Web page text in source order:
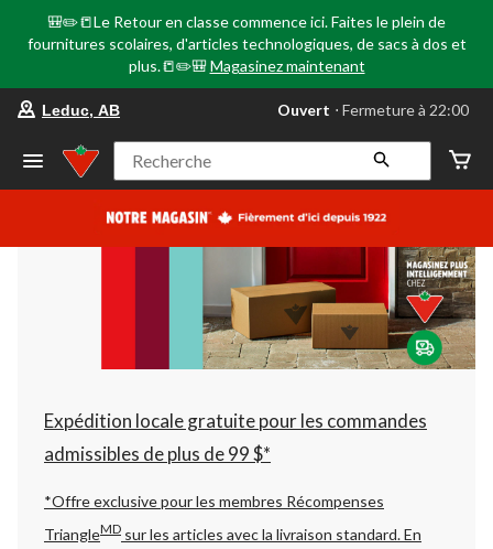
🎒✏️📒Le Retour en classe commence ici. Faites le plein de
fournitures scolaires, d'articles technologiques, de sacs à dos et
plus.📒✏️🎒 Magasinez maintenant
votre
préféré
Leduc,
AB,
courament
Fermeture
à
22:00
cliquer
pour
changer
Leduc, AB Ouvert ⋅ Fermeture à 22:00
Recherche
Expédition locale gratuite pour les commandes
admissibles de plus de 99 $*
*Offre exclusive pour les membres Récompenses
TriangleMD sur les articles avec la livraison standard.En